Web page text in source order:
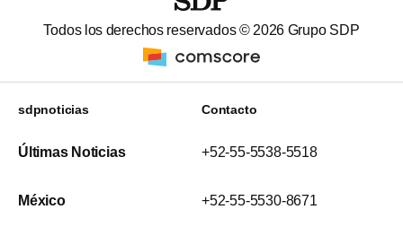
Todos los derechos reservados © 2026 Grupo SDP
sdpnoticias
Últimas Noticias
México
Contacto
+52-55-5538-5518
+52-55-5530-8671